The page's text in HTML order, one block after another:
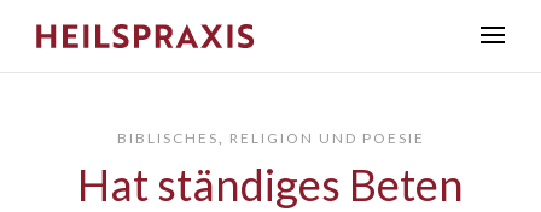
BIBLISCHES, RELIGION UND POESIE
Hat ständiges Beten